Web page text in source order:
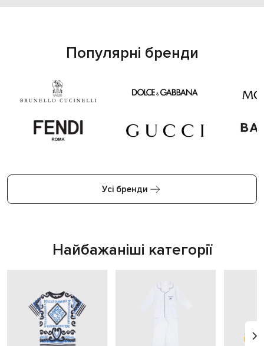
Популярні бренди
Усі бренди
Найбажаніші категорії